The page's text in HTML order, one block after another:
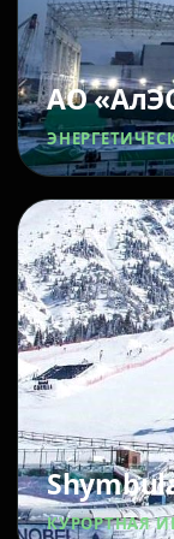
АО
КУРОРТНАЯ